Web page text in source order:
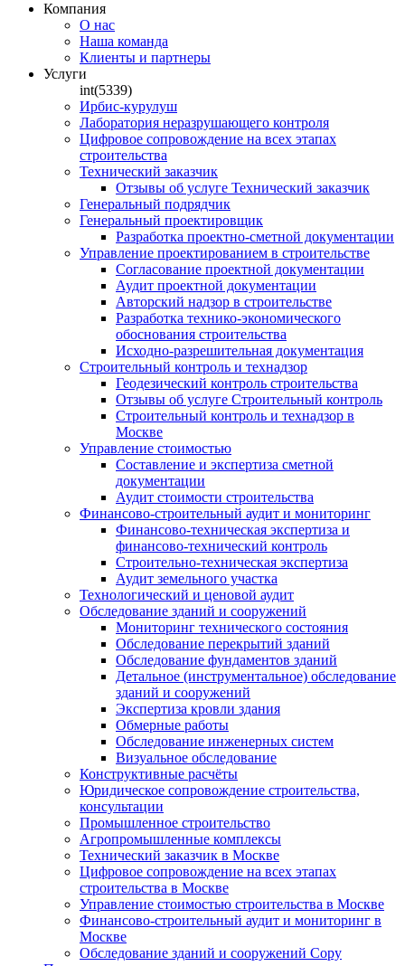
Компания
О нас
Наша команда
Клиенты и партнеры
Услуги
int(5339)
Ирбис-курулуш
Лаборатория неразрушающего контроля
Цифровое сопровождение на всех этапах
строительства
Технический заказчик
Отзывы об услуге Технический заказчик
Генеральный подрядчик
Генеральный проектировщик
Разработка проектно-сметной документации
Управление проектированием в строительстве
Согласование проектной документации
Аудит проектной документации
Авторский надзор в строительстве
Разработка технико-экономического
обоснования строительства
Исходно-разрешительная документация
Строительный контроль и технадзор
Геодезический контроль строительства
Отзывы об услуге Строительный контроль
Строительный контроль и технадзор в
Москве
Управление стоимостью
Составление и экспертиза сметной
документации
Аудит стоимости строительства
Финансово-строительный аудит и мониторинг
Финансово-техническая экспертиза и
финансово-технический контроль
Строительно-техническая экспертиза
Аудит земельного участка
Технологический и ценовой аудит
Обследование зданий и сооружений
Мониторинг технического состояния
Обследование перекрытий зданий
Обследование фундаментов зданий
Детальное (инструментальное) обследование
зданий и сооружений
Экспертиза кровли здания
Обмерные работы
Обследование инженерных систем
Визуальное обследование
Конструктивные расчёты
Юридическое сопровождение строительства,
консультации
Промышленное строительство
Агропромышленные комплексы
Технический заказчик в Москве
Цифровое сопровождение на всех этапах
строительства в Москве
Управление стоимостью строительства в Москве
Финансово-строительный аудит и мониторинг в
Москве
Обследование зданий и сооружений Copy